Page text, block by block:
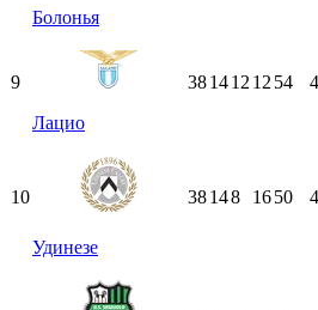
Болонья
9
Лацио
381412 12 54
10
Удинезе
38148 1650